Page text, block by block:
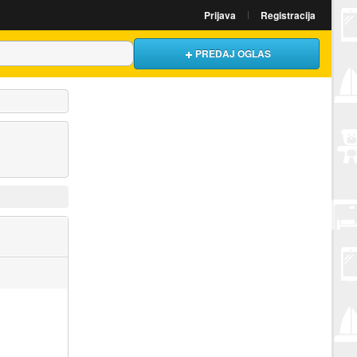
Prijava Registracija
PREDAJ OGLAS